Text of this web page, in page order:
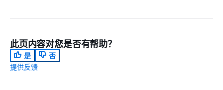
此页内容对您是否有帮助？
是
否
提供反馈